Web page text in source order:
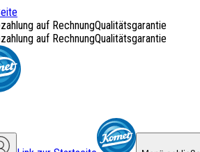
auf RechnungQualitätsgarantie
auf RechnungQualitätsgarantie